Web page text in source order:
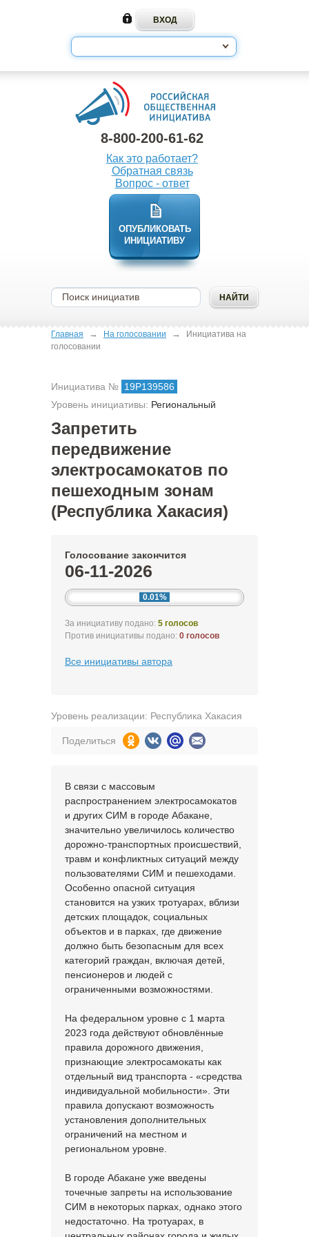
8-800-200-61-62
Как это работает?
Обратная связь
Вопрос - ответ
ОПУБЛИКОВАТЬ
ИНИЦИАТИВУ
Главная → На голосовании →
Инициатива на
голосовании
Инициатива № 19Р139586
Уровень инициативы: Региональный
Запретить
передвижение
электросамокатов по
пешеходным зонам
(Республика Хакасия)
Голосование закончится
06-11-2026
0.01%
За инициативу подано: 5 голосов
Против инициативы подано: 0 голосов
Все инициативы автора
Уровень реализации: Республика Хакасия
Поделиться
В связи с массовым
распространением электросамокатов
и других СИМ в городе Абакане,
значительно увеличилось количество
дорожно-транспортных происшествий,
травм и конфликтных ситуаций между
пользователями СИМ и пешеходами.
Особенно опасной ситуация
становится на узких тротуарах, вблизи
детских площадок, социальных
объектов и в парках, где движение
должно быть безопасным для всех
категорий граждан, включая детей,
пенсионеров и людей с
ограниченными возможностями.
На федеральном уровне с 1 марта
2023 года действуют обновлённые
правила дорожного движения,
признающие электросамокаты как
отдельный вид транспорта - «средства
индивидуальной мобильности». Эти
правила допускают возможность
установления дополнительных
ограничений на местном и
региональном уровне.
В городе Абакане уже введены
точечные запреты на использование
СИМ в некоторых парках, однако этого
недостаточно. На тротуарах, в